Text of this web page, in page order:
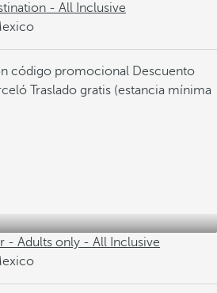
- All Inclusive
código promocional Descuento
Traslado gratis (estancia mínima
- Adults only - All Inclusive